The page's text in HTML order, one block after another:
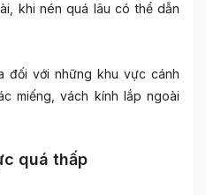
khi nén quá lâu có thể dẫn
đối với những khu vực cánh
miếng, vách kính lắp ngoài
quá thấp